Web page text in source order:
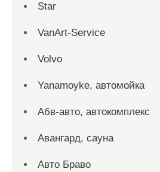
Star
VanArt-Service
Volvo
Yanamoyke, автомойка
Абв-авто, автокомплекс
Авангард, сауна
Авто Браво